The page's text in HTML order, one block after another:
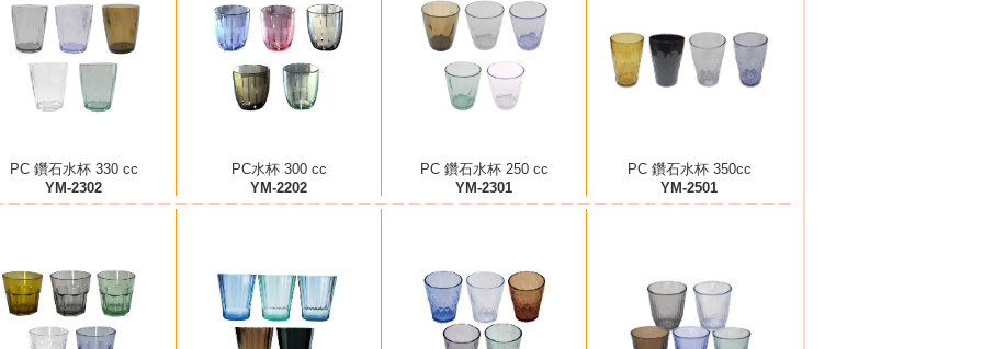
PC 鑽石水杯 330 cc
YM-2302
PC水杯 300 cc
YM-2202
PC 鑽石水杯 250 cc
YM-2301
PC 鑽石水杯 350cc
YM-2501